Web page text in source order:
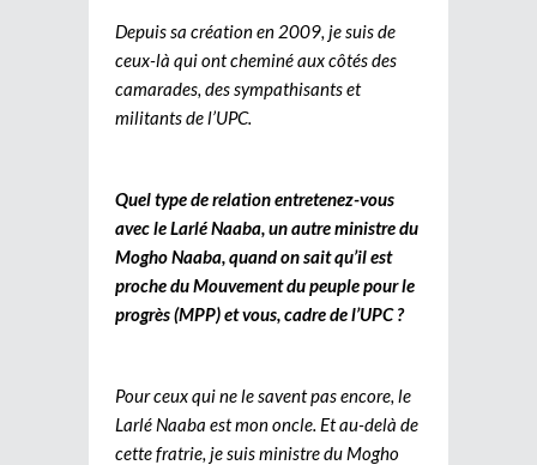
Depuis sa création en 2009, je suis de
ceux-là qui ont cheminé aux côtés des
camarades, des sympathisants et
militants de l’UPC.
Quel type de relation entretenez-vous
avec le Larlé Naaba, un autre ministre du
Mogho Naaba, quand on sait qu’il est
proche du Mouvement du peuple pour le
progrès (MPP) et vous, cadre de l’UPC ?
Pour ceux qui ne le savent pas encore, le
Larlé Naaba est mon oncle. Et au-delà de
cette fratrie, je suis ministre du Mogho